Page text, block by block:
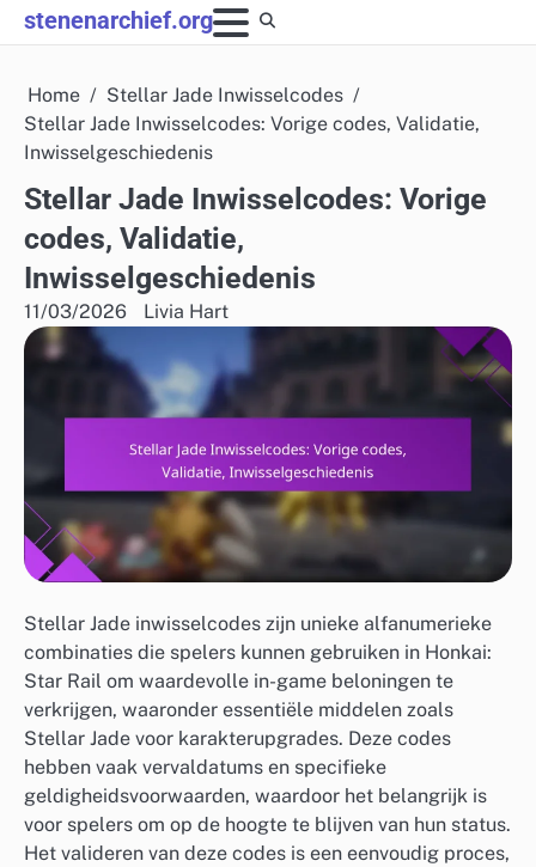
Skip
to
stenenarchief.org
Home
Stellar Jade Inwisselcodes
Stellar Jade Inwisselcodes: Vorige codes, Validatie,
Inwisselgeschiedenis
Stellar Jade Inwisselcodes: Vorige
codes, Validatie,
Inwisselgeschiedenis
11/03/2026 Livia Hart
Stellar Jade inwisselcodes zijn unieke alfanumerieke
combinaties die spelers kunnen gebruiken in Honkai:
Star Rail om waardevolle in-game beloningen te
verkrijgen, waaronder essentiële middelen zoals
Stellar Jade voor karakterupgrades. Deze codes
hebben vaak vervaldatums en specifieke
geldigheidsvoorwaarden, waardoor het belangrijk is
voor spelers om op de hoogte te blijven van hun status.
Het valideren van deze codes is een eenvoudig proces,